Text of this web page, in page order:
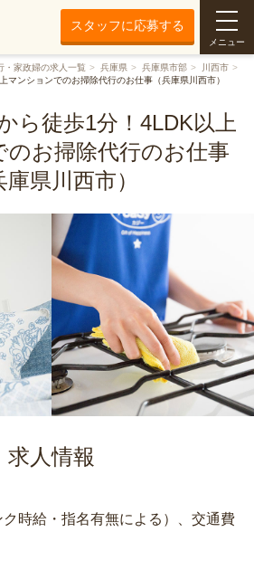
スタッフに応募する
メニュー
・家政婦の求人一覧 兵庫県 兵庫県市部
川西市
マンションでのお掃除代行のお仕事（兵庫県川西市）
ら徒歩1分！4LDK以上
お掃除代行のお仕事
庫県川西市）
求人情報
ク時給・指名有無による）、交通費